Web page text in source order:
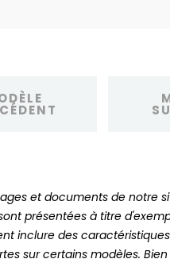
et documents de notre
présentées à titre
inclure des
sur certains modèles.